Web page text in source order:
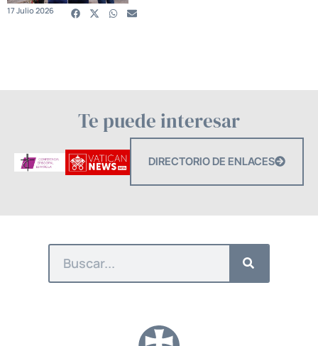
17 Julio 2026
Te puede interesar
DIRECTORIO DE ENLACES